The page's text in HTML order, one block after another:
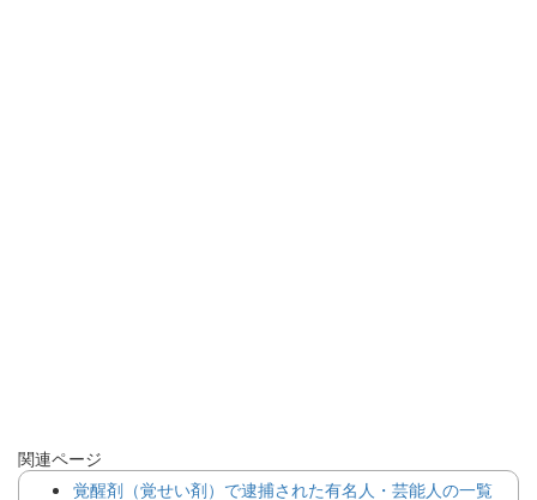
関連ページ
覚醒剤（覚せい剤）で逮捕された有名人・芸能人の一覧